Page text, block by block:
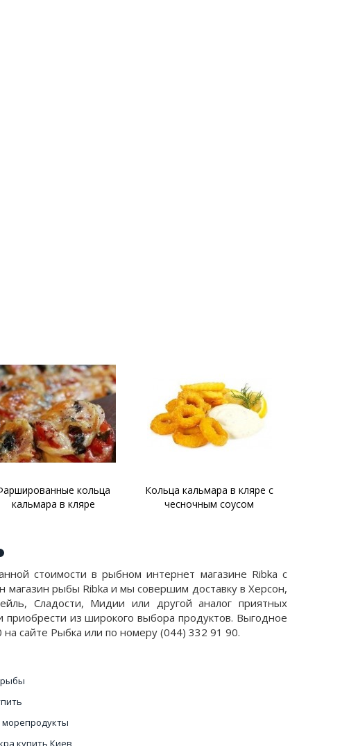
кольца
кальмара в кляре
Кольца кальмара в кляре с
чесночным соусом
стоимости в рыбном интернет магазине Ribka с
магазин рыбы Ribka и мы совершим доставку в Херсон,
Сладости, Мидии или другой аналог приятных
из широкого выбора продуктов. Выгодное
сайте Рыбка или по номеру (044) 332 91 90.
морепродукты
купить Киев